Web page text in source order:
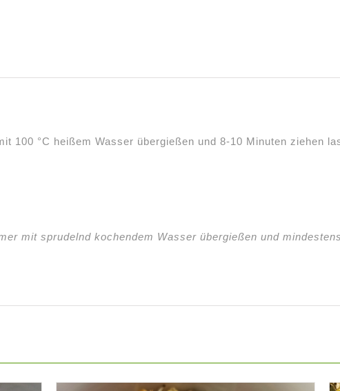
100 °C heißem Wasser übergießen und 8-10 Minuten ziehen
mit sprudelnd kochendem Wasser übergießen und